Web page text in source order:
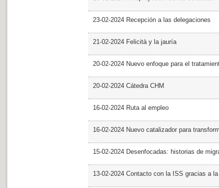
23-02-2024 Recepción a las delegaciones
21-02-2024 Felicità y la jauría
20-02-2024 Nuevo enfoque para el
20-02-2024 Cátedra CHM
16-02-2024 Ruta al empleo
16-02-2024 Nuevo catalizador para
15-02-2024 Desenfocadas: historias de
13-02-2024 Contacto con la ISS gracias a